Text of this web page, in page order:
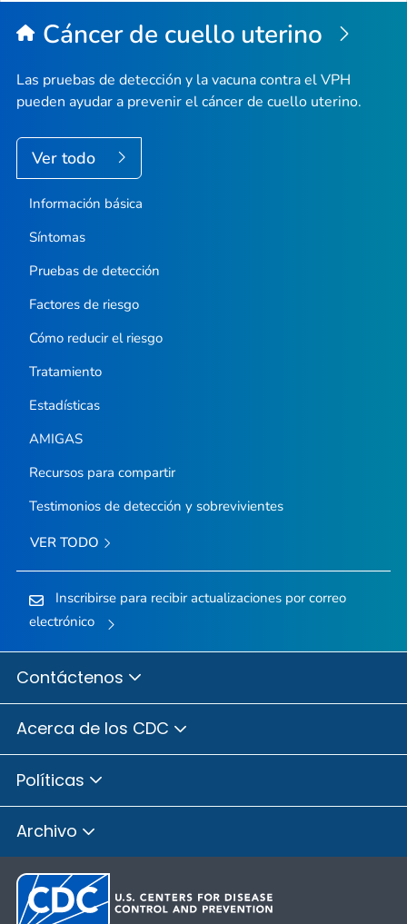
Cáncer de cuello uterino
Las pruebas de detección y la vacuna contra el VPH
pueden ayudar a prevenir el cáncer de cuello uterino.
Ver todo
Información básica
Síntomas
Pruebas de detección
Factores de riesgo
Cómo reducir el riesgo
Tratamiento
Estadísticas
AMIGAS
Recursos para compartir
Testimonios de detección y sobrevivientes
VER TODO
Inscribirse para recibir actualizaciones por correo
electrónico
Contáctenos
Acerca de los CDC
Políticas
Archivo